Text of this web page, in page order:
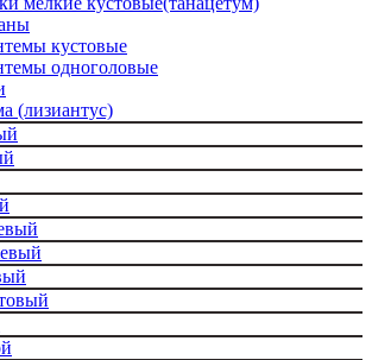
кустовые
одноголовые
(лизиантус)